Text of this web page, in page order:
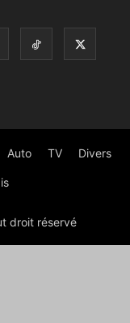
Auto TV Divers
droit réservé